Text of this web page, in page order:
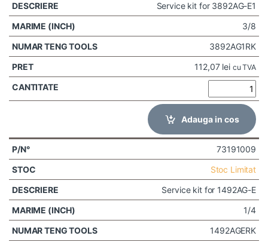
Service kit for 3892AG-E1
3/8
3892AG1RK
112,07 lei cu TVA
Adauga in cos
73191009
Stoc Limitat
Service kit for 1492AG-E
1/4
1492AGERK